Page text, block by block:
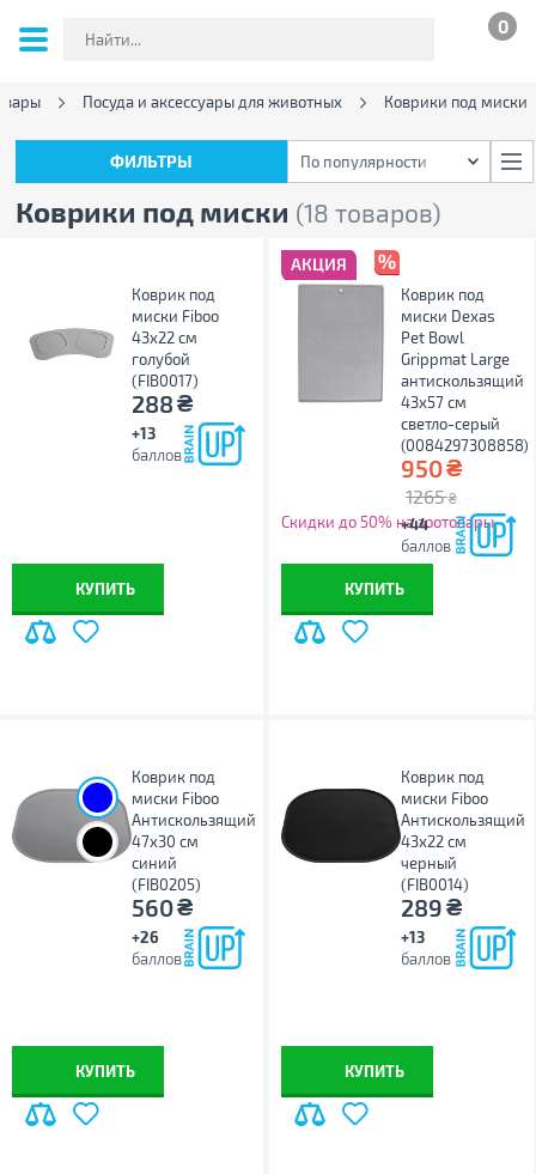
0
Посуда и аксессуары для животных Коврики под миски
Коврики под миски (18 товаров)
ФИЛЬТРЫ По популярности
Коврик под
миски Fiboo
43x22 см
голубой
(FIB0017)
288₴
+13
баллов
КУПИТЬ
АКЦИЯ
Коврик под
миски Dexas
Pet Bowl
Grippmat Large
антискользящий
43х57 см
светло-серый
(0084297308858)
950₴
1265 ₴
+44
баллов
Скидки до 50% на зоотовары
КУПИТЬ
Коврик под
миски Fiboo
Антискользящий
47x30 см
синий
(FIB0205)
560₴
+26
баллов
КУПИТЬ
Коврик под
миски Fiboo
Антискользящий
43х22 см
черный
(FIB0014)
289₴
+13
баллов
КУПИТЬ
ФИЛЬТРЫ По популярности